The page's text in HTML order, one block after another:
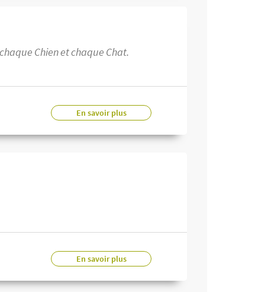
Chien et chaque Chat.
En savoir plus
En savoir plus